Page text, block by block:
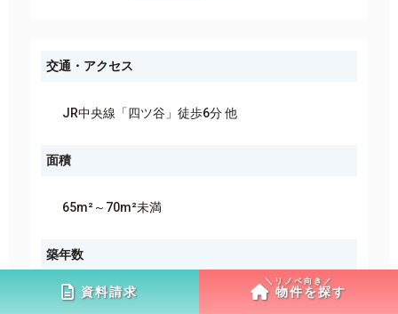
交通・アクセス
JR中央線「四ツ谷」徒歩6分 他
面積
65m²～70m²未満
築年数
21年
資料請求 物件を探す